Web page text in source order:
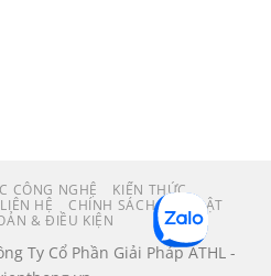
CÔNG NGHỆ
KIẾN THỨC
LIÊN HỆ
CHÍNH SÁCH BẢO MẬT
& ĐIỀU KIỆN
Ty Cổ Phần Giải Pháp ATHL -